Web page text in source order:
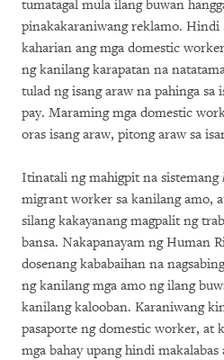
tumatagal mula ilang buwan
pinakakaraniwang reklamo. Hindi
kaharian ang mga domestic
ng kanilang karapatan na
tulad ng isang araw na pahinga sa
pay. Maraming mga domestic
oras isang araw, pitong araw sa
Itinatali ng mahigpit na sistemang
migrant worker sa kanilang amo,
silang kakayanang magpalit ng
bansa. Nakapanayam ng Human
dosenang kababaihan na
ng kanilang mga amo ng ilang
kanilang kalooban. Karaniwang
pasaporte ng domestic worker, at
mga bahay upang hindi